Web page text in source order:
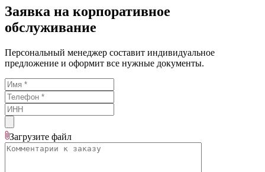
Заявка на корпоративное
обслуживание
Персональный менеджер составит индивидуальное
предложение и оформит все нужные документы.
Загрузите файл